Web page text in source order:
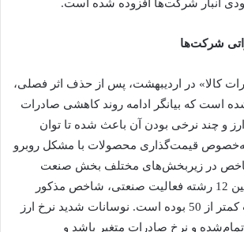
انبار شرکت‌ها افزوده شده است.
شرکت‌ها
کالا» در اردیبهشت، پس از حذف اثر فصلی،
برآورد شده است که بیانگر ادامه روند کاهشی صادرات
و چند نرخی بودن آن باعث شده تا توان
قیمت‌گذاری محصولات با مشکل روبرو
در زیربخش‌های مختلف بخش صنعت
نشان می‌دهد که از بین 12 رشته فعالیت صنعتی، شاخص مذکور
برای 8 رشته فعالیت کمتر از 50 بوده است. نوسانات شدید نرخ ارز
و نرخ صادرات متغیر باشد و